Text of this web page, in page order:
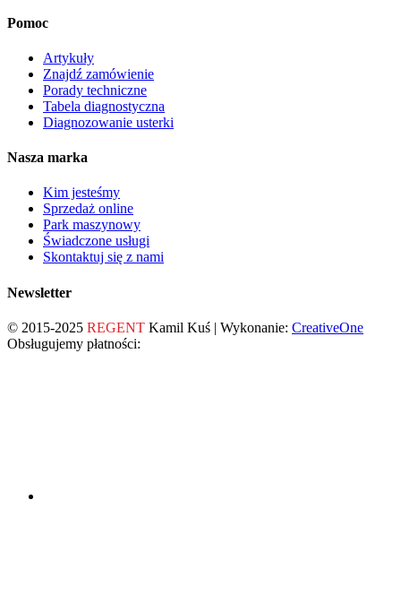
Pomoc
Artykuły
Znajdź zamówienie
Porady techniczne
Tabela diagnostyczna
Diagnozowanie usterki
Nasza marka
Kim jesteśmy
Sprzedaż online
Park maszynowy
Świadczone usługi
Skontaktuj się z nami
Newsletter
© 2015-2025 REGENT Kamil Kuś | Wykonanie: CreativeOne
Obsługujemy płatności: